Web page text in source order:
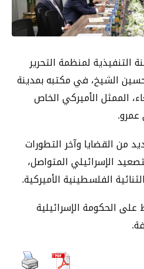
التنفيذية لمنظمة التحرير
حسين الشيخ، في مكتبه بمدينة
الممثل الأميركي الخاص
من القضايا وآخر التطورات
الإسرائيلي المتواصل،
الفلسطينية الأميركية.
الحكومة الإسرائيلية